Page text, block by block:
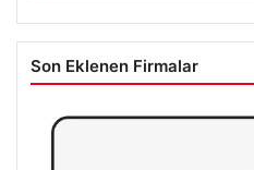
Son Eklenen Firmalar